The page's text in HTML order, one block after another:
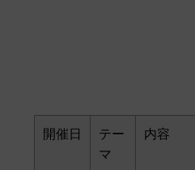
開催日
テー
マ
内容